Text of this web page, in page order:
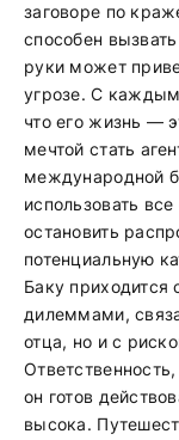
заговоре по
способен
руки может
угрозе. С
что его жизнь —
мечтой стать
международной
использовать
остановить
потенциальную
Баку приходится
дилеммами,
отца, но и с
он готов
высока.